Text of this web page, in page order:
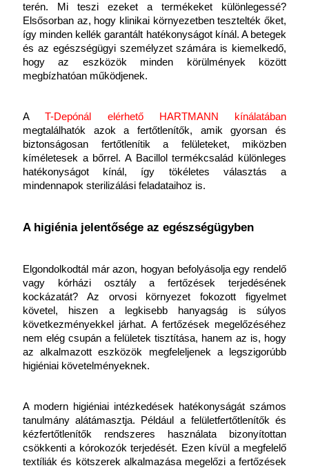
terén. Mi teszi ezeket a termékeket különlegessé?
Elsősorban az, hogy klinikai környezetben tesztelték őket,
így minden kellék garantált hatékonyságot kínál. A betegek
és az egészségügyi személyzet számára is kiemelkedő,
hogy az eszközök minden körülmények között
megbízhatóan működjenek.
A
T-Depónál elérhető HARTMANN kínálatában
megtalálhatók azok a fertőtlenítők, amik gyorsan és
biztonságosan fertőtlenítik a felületeket, miközben
kíméletesek a bőrrel. A Bacillol termékcsalád különleges
hatékonyságot kínál, így tökéletes választás a
mindennapok sterilizálási feladataihoz is.
A higiénia jelentősége az egészségügyben
Elgondolkodtál már azon, hogyan befolyásolja egy rendelő
vagy kórházi osztály a fertőzések terjedésének
kockázatát? Az orvosi környezet fokozott figyelmet
követel, hiszen a legkisebb hanyagság is súlyos
következményekkel járhat. A fertőzések megelőzéséhez
nem elég csupán a felületek tisztítása, hanem az is, hogy
az alkalmazott eszközök megfeleljenek a legszigorúbb
higiéniai követelményeknek.
A modern higiéniai intézkedések hatékonyságát számos
tanulmány alátámasztja. Például a felületfertőtlenítők és
kézfertőtlenítők rendszeres használata bizonyítottan
csökkenti a kórokozók terjedését. Ezen kívül a megfelelő
textíliák és kötszerek alkalmazása megelőzi a fertőzések